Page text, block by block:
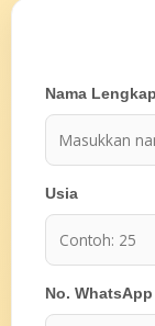
Nama Lengkap
Usia
No. WhatsApp